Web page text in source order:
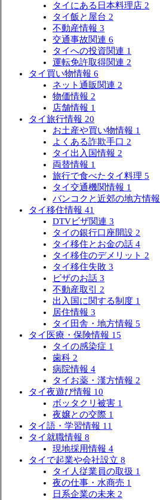
タイにある日本料理店 2
タイ飯と屋台 2
不動産情報 3
交通事故関連 6
タイへの投資関連 1
運転免許取得関連 2
タイ買い物情報 6
ネット通販関連 2
物価情報 2
店舗情報 1
タイ旅行情報 20
お土産や買い物情報 1
よくある詐欺手口 2
タイ出入国情報 2
両替情報 1
旅行で食べたタイ料理 5
タイ交通機関情報 1
バンコクと近郊の地方情報
タイ移住情報 41
DTVビザ関連 3
タイの銀行口座開設 2
タイ移住とお金の話 4
タイ移住のデメリット 2
タイ移住失敗 3
ビザのお話 3
不動産取引 2
出入国に関する制度 1
居住情報 3
タイ田舎・地方情報 5
タイ医療・保険情報 15
タイの感染症 1
歯科 2
病院情報 4
タイお薬・漢方情報 2
タイ夜遊び情報 10
ボッタクリ被害 1
夜嬢との交際 1
タイ語・学習情報 11
タイ就職情報 8
現地採用情報 4
タイで起業や会社設立 8
タイ人従業員の取扱 1
夜の仕事・水商売 1
日系企業の未来 2